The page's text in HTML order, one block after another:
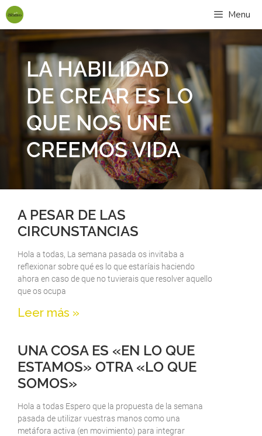
Menu
LA HABILIDAD
DE CREAR ES LO
QUE NOS UNE
CREEMOS VIDA
A PESAR DE LAS
CIRCUNSTANCIAS
Hola a todas, La semana pasada os invitaba a
reflexionar sobre qué es lo que estaríais haciendo
ahora en caso de que no tuvierais que resolver aquello
que os ocupa
Leer más »
UNA COSA ES «EN LO QUE
ESTAMOS» OTRA «LO QUE
SOMOS»
Hola a todas Espero que la propuesta de la semana
pasada de utilizar vuestras manos como una
metáfora activa (en movimiento) para integrar